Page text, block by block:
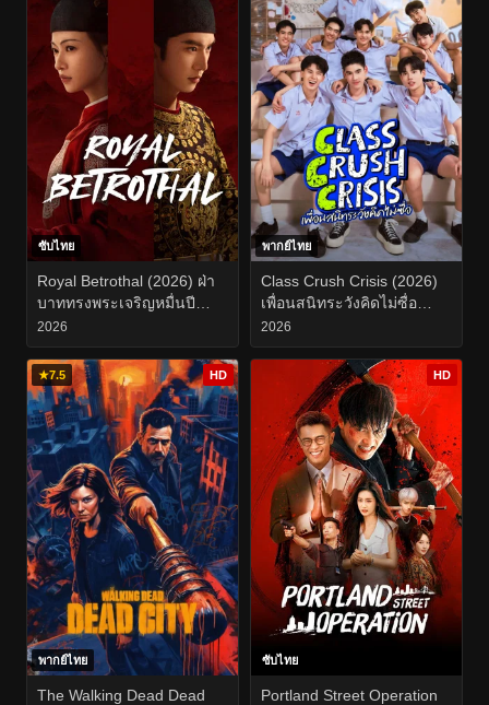
ซับไทย
Royal Betrothal (2026) ฝ่า
บาททรงพระเจริญหมื่นปี
EP.1-32
2026
พากย์ไทย
Class Crush Crisis (2026)
เพื่อนสนิทระวังคิดไม่ซื่อ
EP.1-8
2026
★7.5 HD
พากย์ไทย
The Walking Dead Dead
HD
ซับไทย
Portland Street Operation